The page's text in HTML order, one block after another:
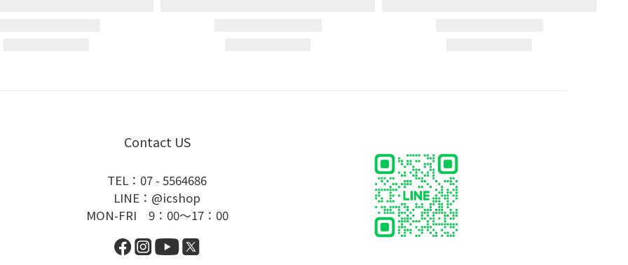
Contact US
TEL：07 - 5564686
LINE：@icshop
MON-FRI 9：00～17：00